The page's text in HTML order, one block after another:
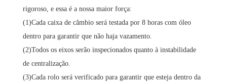
rigoroso, e essa é a nossa maior força:
(1)Cada caixa de câmbio será testada por 8 horas com óleo
dentro para garantir que não haja vazamento.
(2)Todos os eixos serão inspecionados quanto à instabilidade
de centralização.
(3)Cada rolo será verificado para garantir que esteja dentro da